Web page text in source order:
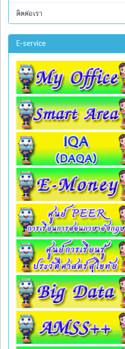
ติดต่อเรา
E-service